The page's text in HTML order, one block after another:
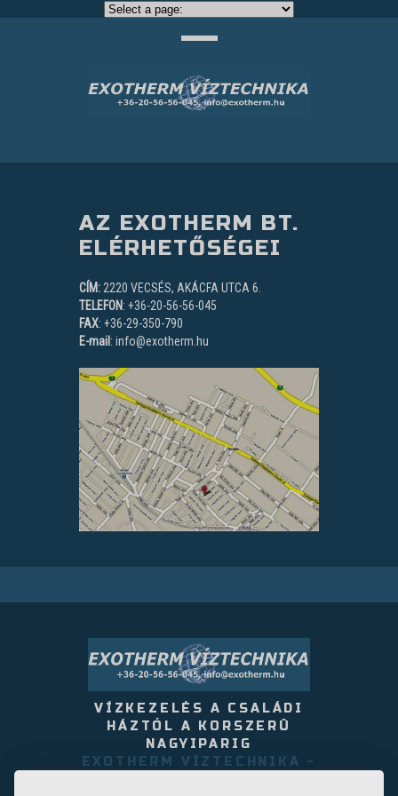
AZ EXOTHERM BT.
ELÉRHETŐSÉGEI
CÍM: 2220 VECSÉS, AKÁCFA UTCA 6.
TELEFON: +36-20-56-56-045
FAX: +36-29-350-790
E-mail : info@exotherm.hu
VÍZKEZELÉS A CSALÁDI
HÁZTÓL A KORSZERÛ
NAGYIPARIG
EXOTHERM VÍZTECHNIKA -